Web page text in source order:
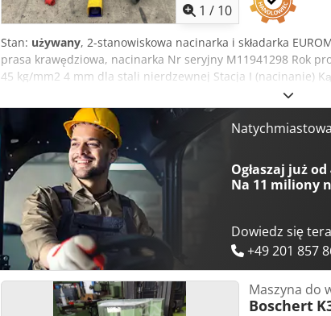
1 / 10
Stan: używany, 2-stanowiskowa nacinarka i składarka
prasa krawędziowa, nacinarka Nr seryjny M11941298 Rok
45 kg/mm2 4 mm dla stali nierdzewnej Stacja I (nacinanie)
ostrzem od 30° do 140°) Długość noża 220 mm Rozmiar
pokręteł - Kąt nacinania od 60° do 140° z wbudowanym
Hydrauliczne mocowanie górnego i dolnego noża -
przytrzymujące arkusz - Skalowane taśmy pomiarowe
- Obsługa za pomocą przełącznika nożnego Stacja II
ton Rozmiar stołu 950 x 340 Wysokość robocza 1100 mm -
regulowany ogranicznik skoku - Regulacja skoku do 30 mm
pryzmami 90°, długość = 415 mm - Narzędzie górne 90°,
do sieci 400 V, 50 Hz Zapotrzebowanie na miejsce dł. x szer.
kg Stan dobry
Ogłaszaj już od
Na 11 miliony
Dowiedz się
+49 201 857
Maszyna do
Boschert